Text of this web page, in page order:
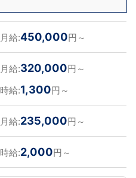
月給:450,000円～
月給:320,000円～
時給:1,300円～
月給:235,000円～
時給:2,000円～